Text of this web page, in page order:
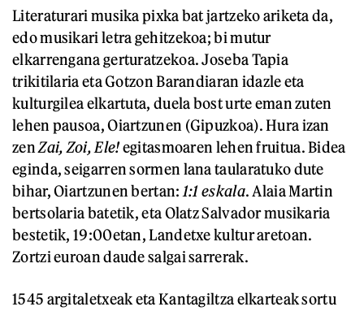
Literaturari musika pixka bat jartzeko ariketa da,
edo musikari letra gehitzekoa; bi mutur
elkarrengana gerturatzekoa. Joseba Tapia
trikitilaria eta Gotzon Barandiaran idazle eta
kulturgilea elkartuta, duela bost urte eman zuten
lehen pausoa, Oiartzunen (Gipuzkoa). Hura izan
zenZai, Zoi, Ele!egitasmoaren lehen fruitua. Bidea
eginda, seigarren sormen lana taularatuko dute
bihar, Oiartzunen bertan: 1:1 eskala. Alaia Martin
bertsolaria batetik, eta Olatz Salvador musikaria
bestetik, 19:00etan, Landetxe kultur aretoan.
Zortzi euroan daude salgai sarrerak.
1545 argitaletxeak eta Kantagiltza elkarteak sortu